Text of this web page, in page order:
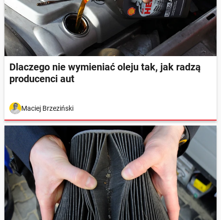
Dlaczego nie wymieniać oleju tak, jak radzą
producenci aut
Maciej Brzeziński